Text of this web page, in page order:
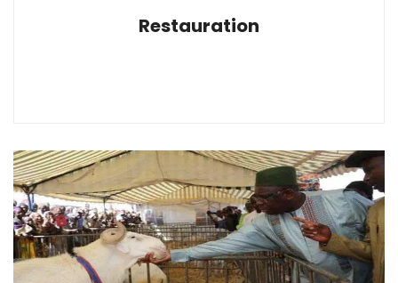
Restauration